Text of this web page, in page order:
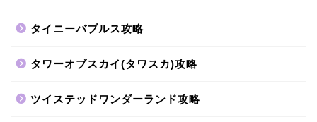
タイニーバブルス攻略
タワーオブスカイ(タワスカ)攻略
ツイステッドワンダーランド攻略